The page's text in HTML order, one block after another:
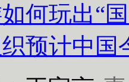
何玩出“
预计中国